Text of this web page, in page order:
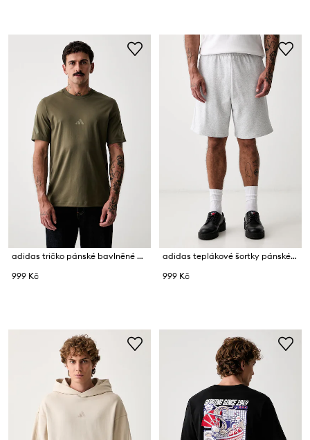
adidas tričko pánské bavlněné Z.N.E.
999 Kč
adidas teplákové šortky pánské bavlněné
999 Kč